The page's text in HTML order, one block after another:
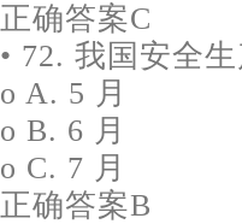
正确答案C
• 72. 我国安全
o A. 5 月
o B. 6 月
o C. 7 月
正确答案B